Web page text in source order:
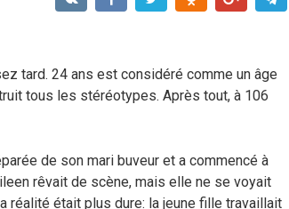
tard. 24 ans est considéré comme un âge
tous les stéréotypes. Après tout, à 106
de son mari buveur et a commencé à
rêvait de scène, mais elle ne se voyait
réalité était plus dure: la jeune fille travaillait